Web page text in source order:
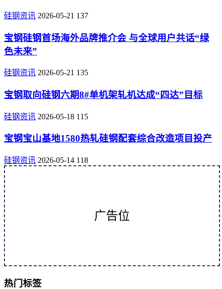
硅钢资讯 2026-05-21 137
宝钢硅钢首场海外品牌推介会 与全球用户共话“绿
色未来”
硅钢资讯 2026-05-21 135
宝钢取向硅钢六期8#单机架轧机达成“四达”目标
硅钢资讯 2026-05-18 115
宝钢宝山基地1580热轧硅钢配套综合改造项目投产
硅钢资讯 2026-05-14 118
广告位
热门标签